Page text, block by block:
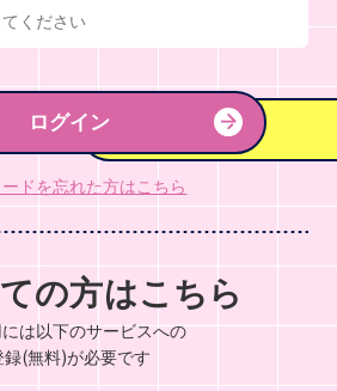
ログイン
ドを忘れた方はこちら
の方はこちら
は以下のサービスへの
録(無料)が必要です